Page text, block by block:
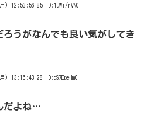
) 12:53:56.85 ID:1uWi/rVN0
うがなんでも良い気がしてき
) 13:16:43.28 ID:qS7EpeHm0
だよね…